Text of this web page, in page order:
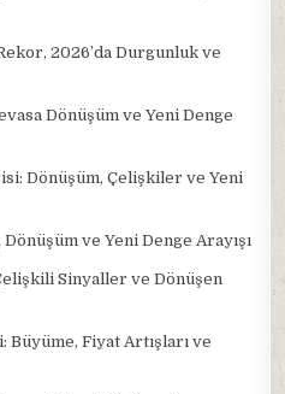
2026’da Durgunluk ve
Dönüşüm ve Yeni Denge
Dönüşüm, Çelişkiler ve Yeni
ve Yeni Denge Arayışı
Sinyaller ve Dönüşen
Fiyat Artışları ve